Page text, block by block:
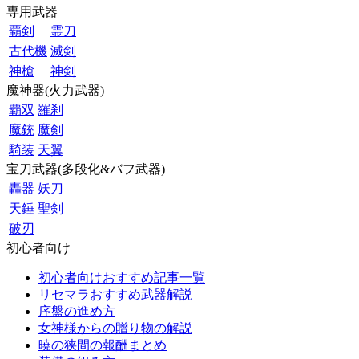
専用武器
覇剣
霊刀
古代機 滅剣
神槍
神剣
魔神器(火力武器)
覇双 羅刹
魔銃 魔剣
騎装 天翼
宝刀武器(多段化&バフ武器)
轟器 妖刀
天錘 聖剣
破刃
初心者向け
初心者向けおすすめ記事一覧
リセマラおすすめ武器解説
序盤の進め方
女神様からの贈り物の解説
暁の狭間の報酬まとめ